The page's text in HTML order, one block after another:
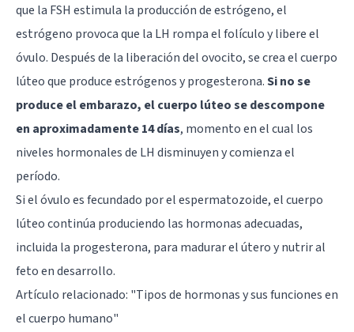
que la FSH estimula la producción de estrógeno, el
estrógeno provoca que la LH rompa el folículo y libere el
óvulo. Después de la liberación del ovocito, se crea el cuerpo
lúteo que produce estrógenos y progesterona.Si no se
produce el embarazo, el cuerpo lúteo se descompone
en aproximadamente 14 días, momento en el cual los
niveles hormonales de LH disminuyen y comienza el
período.
Si el óvulo es fecundado por el espermatozoide, el cuerpo
lúteo continúa produciendo las hormonas adecuadas,
incluida la progesterona, para madurar el útero y nutrir al
feto en desarrollo.
Artículo relacionado: "Tipos de hormonas y sus funciones en
el cuerpo humano"